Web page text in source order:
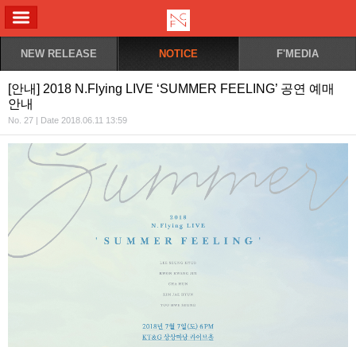
NEW RELEASE NOTICE F'MEDIA
[안내] 2018 N.Flying LIVE ‘SUMMER FEELING’ 공연 예매
안내
No. 27 | Date 2018.06.11 13:59